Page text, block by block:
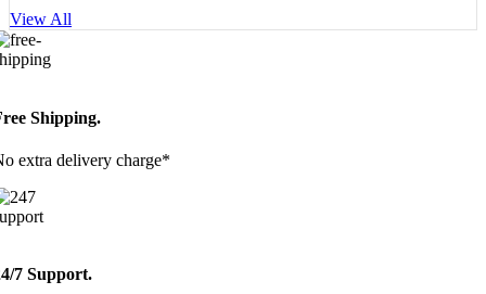
View All
Shipping.
extra delivery charge*
7 Support.